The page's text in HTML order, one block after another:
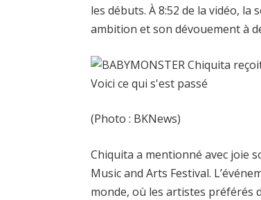
les débuts. À 8:52 de la vidéo, la
ambition et son dévouement à
(Photo : BKNews)
Chiquita a mentionné avec joie
Music and Arts Festival.
monde, où les artistes préférés